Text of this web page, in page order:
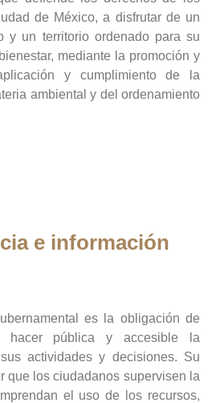
de México, a disfrutar de un
y un territorio ordenado para su
mediante la promoción y
y cumplimiento de la
ambiental y del ordenamiento
e información
es la obligación de
hacer pública y accesible la
actividades y decisiones. Su
que los ciudadanos supervisen la
el uso de los recursos,